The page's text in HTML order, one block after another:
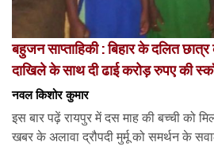
बहुजन साप्ताहिकी : बिहार के दलित
दाखिले के साथ दी ढाई करोड़ रुपए की
नवल किशोर कुमार
इस बार पढ़ें रायपुर में दस माह की बच्ची को
खबर के अलावा द्रौपदी मुर्मू को समर्थन के